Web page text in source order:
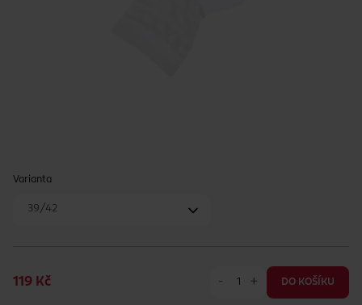
Varianta
39/42
119 Kč - + DO KOŠÍKU